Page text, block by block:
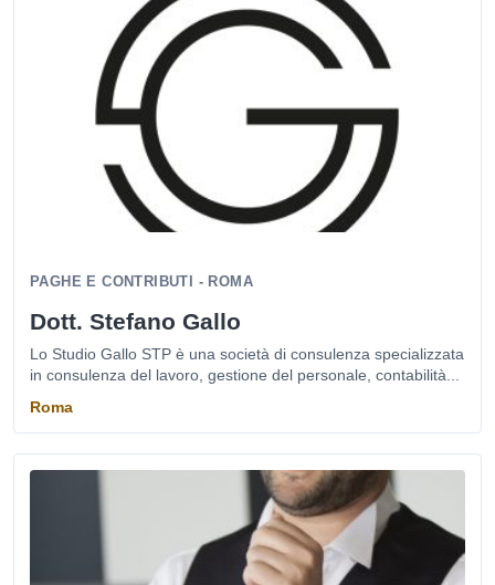
PAGHE E CONTRIBUTI - ROMA
Dott. Stefano Gallo
Lo Studio Gallo STP è una società di consulenza specializzata
in consulenza del lavoro, gestione del personale, contabilità...
Roma